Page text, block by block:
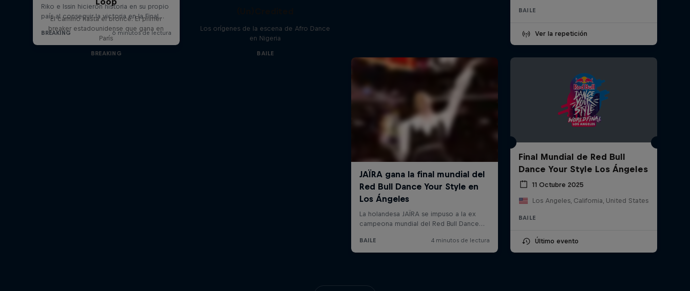
BAILE
Ver la repetición
El camino hasta el bronce: El primer
breaker estadounidense que gana en
París
BREAKING
Los orígenes de la escena de Afro Dance
en Nigeria
BAILE
Final Mundial de Red Bull
Dance Your Style Los Ángeles
11 Octubre 2025
Los Angeles, California, United States
BAILE
Último evento